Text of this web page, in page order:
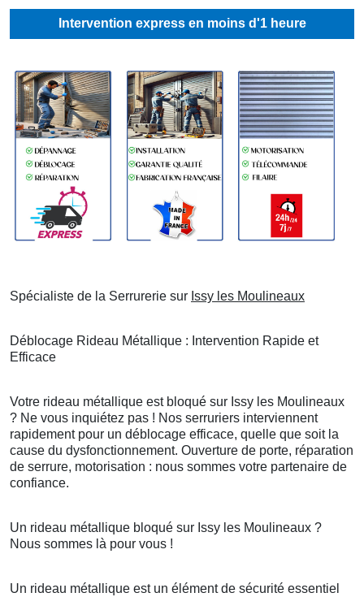
Intervention express en moins d'1 heure
Spécialiste de la Serrurerie sur Issy les Moulineaux
Déblocage Rideau Métallique : Intervention Rapide et
Efficace
Votre rideau métallique est bloqué sur Issy les Moulineaux
? Ne vous inquiétez pas ! Nos serruriers interviennent
rapidement pour un déblocage efficace, quelle que soit la
cause du dysfonctionnement. Ouverture de porte, réparation
de serrure, motorisation : nous sommes votre partenaire de
confiance.
Un rideau métallique bloqué sur Issy les Moulineaux ?
Nous sommes là pour vous !
Un rideau métallique est un élément de sécurité essentiel